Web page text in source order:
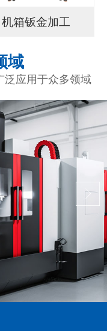
机箱钣金加工
域
泛应用于众多领域